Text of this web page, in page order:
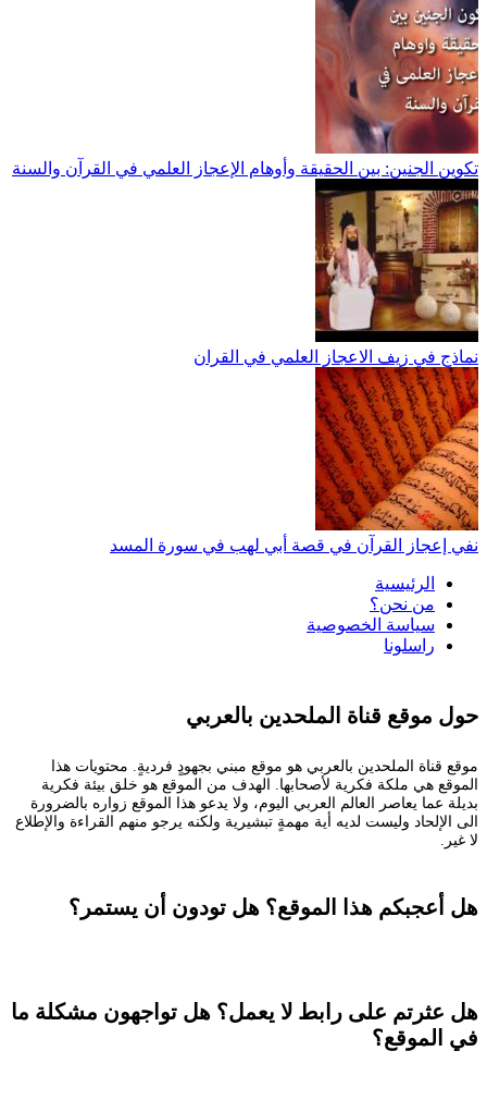
تكوين الجنين: بين الحقيقة وأوهام الإعجاز العلمي في القرآن والسنة
نماذج في زيف الاعجاز العلمي في القران
نفي إعجاز القرآن في قصة أبي لهب في سورة المسد
الرئيسية
من نحن؟
سياسة الخصوصية
راسلونا
حول موقع قناة الملحدين بالعربي
موقع قناة الملحدين بالعربي هو موقع مبني بجهودٍ فرديةٍ. محتويات هذا
الموقع هي ملكة فكرية لأصحابها. الهدف من الموقع هو خلق بيئة فكرية
بديلة عما يعاصر العالم العربي اليوم، ولا يدعو هذا الموقع زواره بالضرورة
الى الإلحاد وليست لديه أية مهمةٍ تبشيرية ولكنه يرجو منهم القراءة والإطلاع
لا غير.
هل أعجبكم هذا الموقع؟ هل تودون أن يستمر؟
هل عثرتم على رابط لا يعمل؟ هل تواجهون مشكلة ما
في الموقع؟